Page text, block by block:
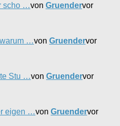
scho …von Gruendervor
…von Gruendervor
Stu …von Gruendervor
eigen …von Gruendervor